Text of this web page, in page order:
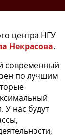
центра НГУ
Некрасова.
современный
по лучшим
У нас будут